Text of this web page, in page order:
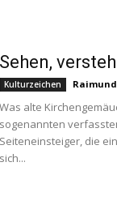
Sehen,
Kulturzeichen
Was alte
sogenannten
Seiteneinsteiger, die
sich...